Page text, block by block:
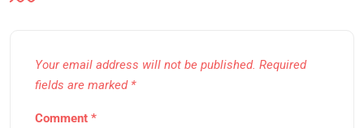
Your email address will not be published. Required
fields are marked *
Comment *